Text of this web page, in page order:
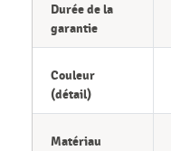
Durée de la
garantie
Couleur
(détail)
Matériau